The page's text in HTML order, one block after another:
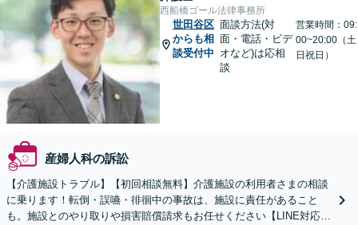
西船橋ゴール法律事務所
世田谷区
からも相
談受付中
面談方法(対
面・電話・ビデ
オなど)は応相
談
営業時間：09:
00~20:00（土
日祝日）
産婦人科の訴訟
【介護施設トラブル】【初回相談無料】介護施設の利用者さまの相談
に乗ります！転倒・誤嚥・徘徊中の事故は、施設に責任があること
も。施設とのやり取りや損害賠償請求もお任せください【LINE対応